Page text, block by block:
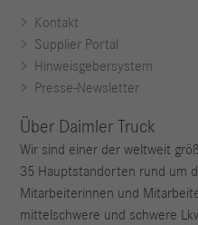
Kontakt
Supplier Portal
Hinweisgebersystem
Presse-Newsletter
Über Daimler Truck
Wir sind einer der weltweit
35 Hauptstandorten rund um
Mitarbeiterinnen und
mittelschwere und schwere